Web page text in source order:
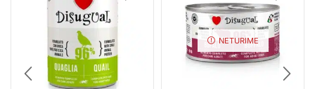
NETURIME
Siuntos sekimas